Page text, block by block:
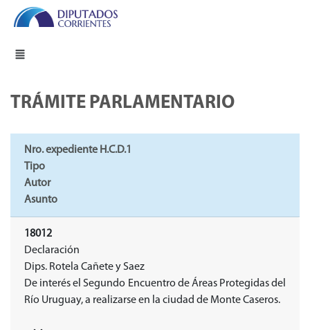
TRÁMITE PARLAMENTARIO
Nro. expediente H.C.D.1
Tipo
Autor
Asunto
18012
Declaración
Dips. Rotela Cañete y Saez
De interés el Segundo Encuentro de Áreas Protegidas del
Río Uruguay, a realizarse en la ciudad de Monte Caseros.